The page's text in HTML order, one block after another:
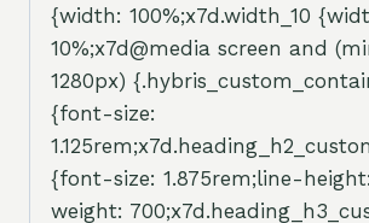
{width: 100%;x7d.width_10
10%;x7d@media screen and
1280px)
{font-size:
{font-size: 1.875rem;line-
weight: